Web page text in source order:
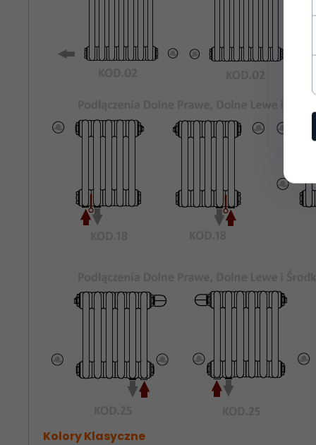
Kolory Klasyczne
Bocznych:
Maksymalne
Ciśnienie
Temperatura
Pracy: